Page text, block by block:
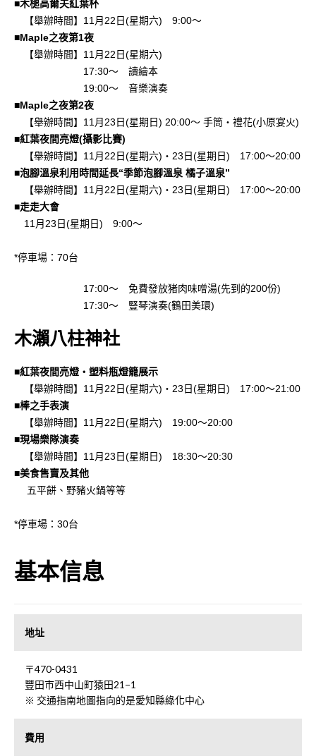
■木槌高爾夫紅葉杯
【舉辦時間】11月22日(星期六) 9:00～
■Maple之夜第1夜
【舉辦時間】11月22日(星期六)
17:30～ 讀繪本
19:00～ 音樂演奏
■Maple之夜第2夜
【舉辦時間】11月23日(星期日) 20:00～ 手筒・禮花(小原宴火)
■紅葉夜間亮燈(攝影比賽)
【舉辦時間】11月22日(星期六)・23日(星期日) 17:00～20:00
■泡腳溫泉利用時間延長“季節泡腳溫泉 橘子溫泉”
【舉辦時間】11月22日(星期六)・23日(星期日) 17:00～20:00
■走走大會
11月23日(星期日) 9:00～
*停車場：70台
17:00～ 免費發放猪肉味噌湯(先到的200份)
17:30～ 豎琴演奏(鶴田美環)
木瀨八柱神社
■紅葉夜間亮燈・塑料瓶燈籠展示
【舉辦時間】11月22日(星期六)・23日(星期日) 17:00～21:00
■棒之手表演
【舉辦時間】11月22日(星期六) 19:00～20:00
■現場樂隊演奏
【舉辦時間】11月23日(星期日) 18:30～20:30
■美食售賣及其他
五平餅、野豬火鍋等等
*停車場：30台
基本信息
地址
〒470-0431
豐田市西中山町猿田21−1
※ 交通指南地圖指向的是愛知縣綠化中心
費用